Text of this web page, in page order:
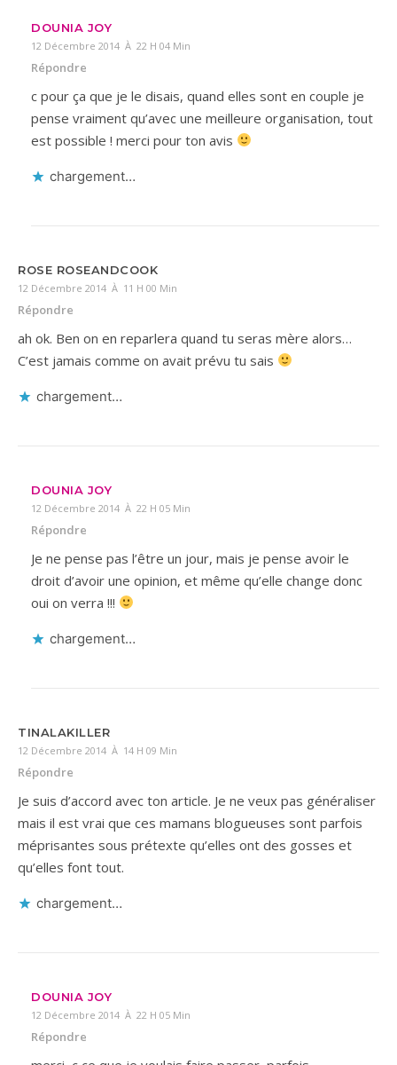
DOUNIA JOY
12 Décembre 2014 À 22 H 04 Min
Répondre
c pour ça que je le disais, quand elles sont en couple je
pense vraiment qu’avec une meilleure organisation, tout
est possible ! merci pour ton avis
chargement…
ROSE ROSEANDCOOK
12 Décembre 2014 À 11 H 00 Min
Répondre
ah ok. Ben on en reparlera quand tu seras mère alors…
C’est jamais comme on avait prévu tu sais
chargement…
DOUNIA JOY
12 Décembre 2014 À 22 H 05 Min
Répondre
Je ne pense pas l’être un jour, mais je pense avoir le
droit d’avoir une opinion, et même qu’elle change donc
oui on verra !!!
chargement…
TINALAKILLER
12 Décembre 2014 À 14 H 09 Min
Répondre
Je suis d’accord avec ton article. Je ne veux pas généraliser
mais il est vrai que ces mamans blogueuses sont parfois
méprisantes sous prétexte qu’elles ont des gosses et
qu’elles font tout.
chargement…
DOUNIA JOY
12 Décembre 2014 À 22 H 05 Min
Répondre